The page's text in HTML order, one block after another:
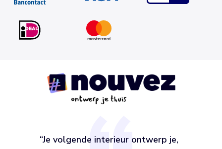
“Je volgende interieur ontwerp je,